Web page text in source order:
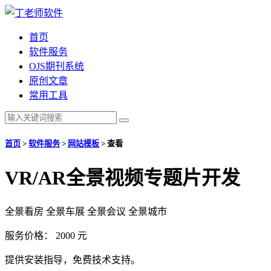
首页
软件服务
OJS期刊系统
原创文章
常用工具
首页 > 软件服务> 网站模板 > 查看
VR/AR全景视频专题片开发
全景看房 全景车展 全景会议 全景城市
服务价格： 2000 元
提供安装指导，免费技术支持。